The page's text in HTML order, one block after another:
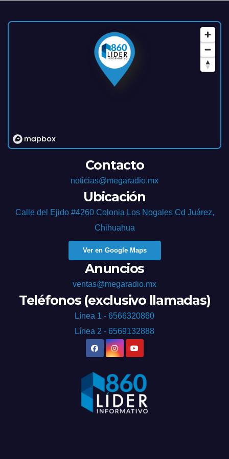
Contacto
noticias@megaradio.mx
Ubicación
Calle del Ejido #4260 Colonia Los Nogales Cd Juárez,
Chihuahua
Ver en Google Maps
Anuncios
ventas@megaradio.mx
Teléfonos (exclusivo llamadas)
Línea 1 - 6566320860
Línea 2 - 6569132888